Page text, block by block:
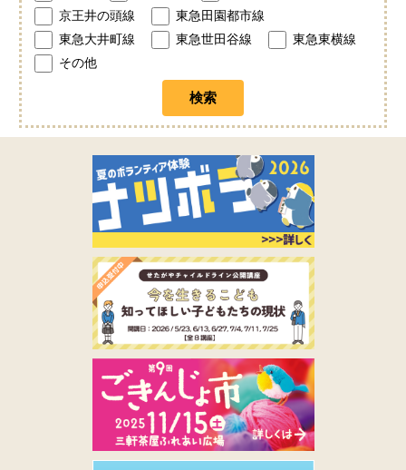
京王井の頭線
東急田園都市線
東急大井町線
東急世田谷線
東急東横線
その他